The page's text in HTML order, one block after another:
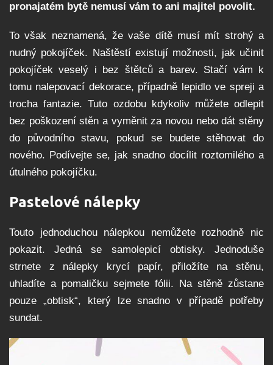
pronajatém bytě nemusí vám to ani majitel povolit.
To však neznamená, že vaše dítě musí mít strohý a
nudný pokojíček. Naštěstí existují možnosti, jak učinit
pokojíček veselý i bez štětců a barev. Stačí vám k
tomu nalepovací dekorace, případně lepidlo ve spreji a
trocha fantazie. Tuto ozdobu kdykoliv můžete odlepit
bez poškození stěn a vyměnit za novou nebo dát stěny
do původního stavu, pokud se budete stěhovat do
nového. Podívejte se, jak snadno docílit roztomilého a
útulného pokojíčku.
Pastelové nálepky
Touto jednoduchou nálepkou nemůžete rozhodně nic
pokazit. Jedná se samolepicí obtisky. Jednoduše
strnete z nálepky krycí papír, přiložíte na stěnu,
uhladíte a pomaličku sejmete fólii. Na stěně zůstane
pouze „obtisk“, který lze snadno v případě potřeby
sundat.